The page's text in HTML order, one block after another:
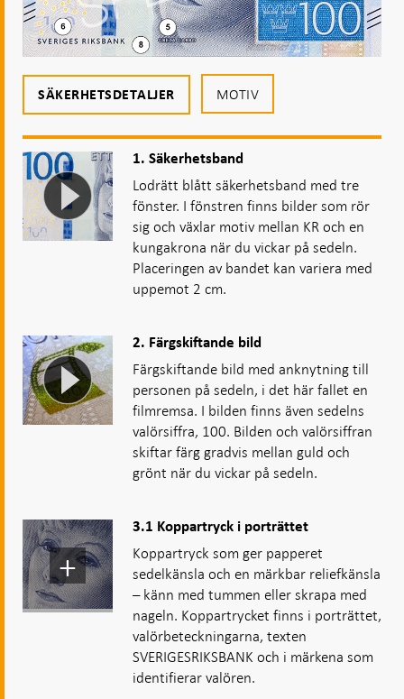
SÄKERHETSDETALJER MOTIV
1. Säkerhetsband
Lodrätt blått säkerhetsband med tre
fönster. I fönstren finns bilder som rör
sig och växlar motiv mellan KR och en
kungakrona när du vickar på sedeln.
Placeringen av bandet kan variera med
uppemot 2 cm.
2. Färgskiftande bild
Färgskiftande bild med anknytning till
personen på sedeln, i det här fallet en
filmremsa. I bilden finns även sedelns
valörsiffra, 100. Bilden och valörsiffran
skiftar färg gradvis mellan guld och
grönt när du vickar på sedeln.
3.1 Koppartryck i porträttet
Koppartryck som ger papperet
sedelkänsla och en märkbar reliefkänsla
– känn med tummen eller skrapa med
nageln. Koppartrycket finns i porträttet,
valörbeteckningarna, texten
SVERIGESRIKSBANK och i märkena som
identifierar valören.